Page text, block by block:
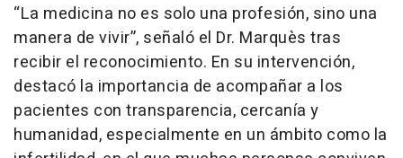
“La medicina no es solo una profesión, sino una
manera de vivir”, señaló el Dr. Marquès tras
recibir el reconocimiento. En su intervención,
destacó la importancia de acompañar a los
pacientes con transparencia, cercanía y
humanidad, especialmente en un ámbito como la